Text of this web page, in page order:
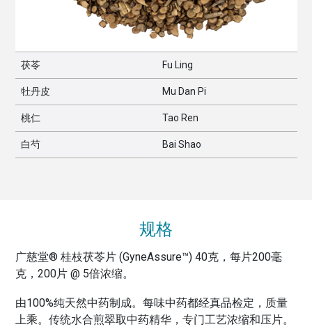
茯苓 Fu Ling
牡丹皮 Mu Dan Pi
桃仁 Tao Ren
白芍 Bai Shao
规格
广慈堂® 桂枝茯苓片 (GyneAssure™) 40克，每片200毫
克，200片 @ 5倍浓缩。
由100%纯天然中药制成。每味中药都经真品检定，质量
上乘。传统水合煎翠取中药精华，专门工艺浓缩和压片。